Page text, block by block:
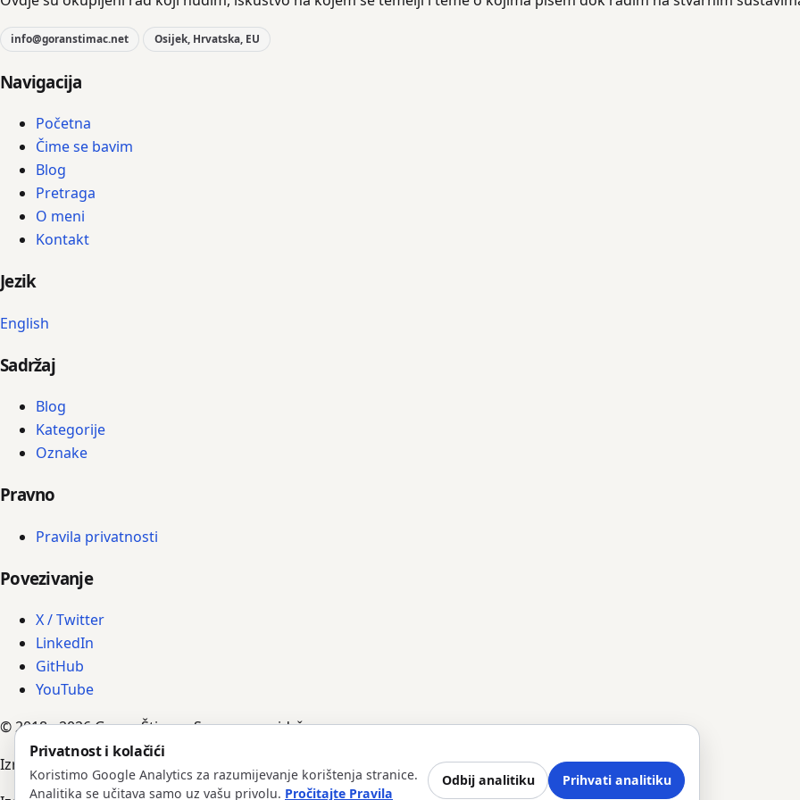
info@goranstimac.net Osijek, Hrvatska, EU
Navigacija
Početna
Čime se bavim
Blog
Pretraga
O meni
Kontakt
Jezik
English
Sadržaj
Blog
Kategorije
Oznake
Pravno
Pravila privatnosti
Povezivanje
X / Twitter
LinkedIn
GitHub
YouTube
© 2018 - 2026 Goran Štimac. Sva prava pridržana.
Izradili su ga AI agenti, vođeni Goranovim uputama, iskustvom i bilješkama.
Privatnost i kolačići
Koristimo Google Analytics za razumijevanje korištenja stranice.
Analitika se učitava samo uz vašu privolu. Pročitajte Pravila
Odbij analitiku Prihvati analitiku